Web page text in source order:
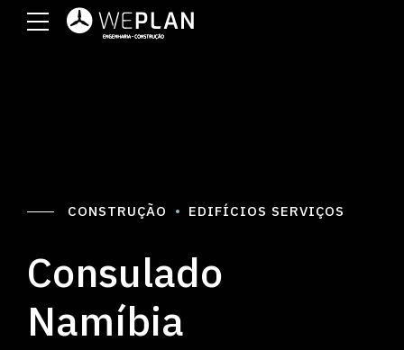
CONSTRUÇÃO EDIFÍCIOS SERVIÇOS
Consulado
Namíbia